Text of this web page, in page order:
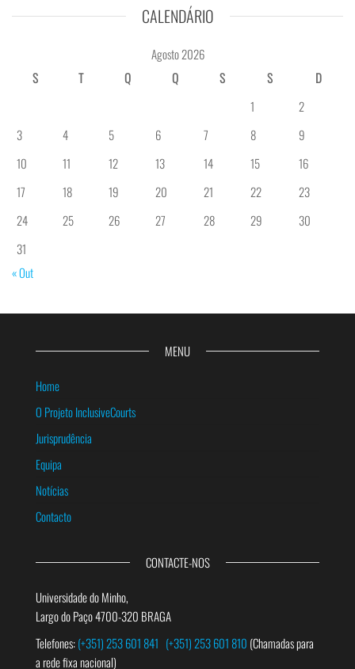
CALENDÁRIO
Agosto 2026
S
T Q Q S S
D
1
2
3
4 5 6 7 8
9
10
11 12 13 14 15
16
17
18 19 20 21 22
23
24
25 26 27 28 29
30
31
« Out
MENU
Home
O Projeto InclusiveCourts
Jurisprudência
Equipa
Notícias
Contacto
CONTACTE-NOS
Universidade do Minho,
Largo do Paço 4700-320 BRAGA
Telefones:(+351) 253 601 841 (+351) 253 601 810 (Chamadas para
a rede fixa nacional)